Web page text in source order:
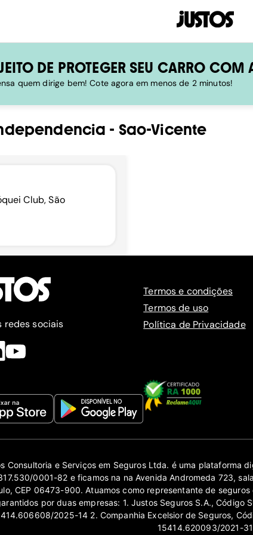
DE PROTEGER SEU CARRO COM
quem dirige bem! Cote agora em menos de 2 minutos!
- Sao-Vicente
Club, São
redes sociais
Termos e condições
Termos de uso
Política de Privacidade
Consultoria e Serviços em Seguros Ltda. é uma plataforma
0001-82 e ficamos na na Avenida Andromeda 723,
CEP 06473-900. Atuamos como representante de
por duas empresas: 1. Justos Seguros S.A., Código
2025-14 2. Companhia Excelsior de Seguros,
15414.620093/2021-31